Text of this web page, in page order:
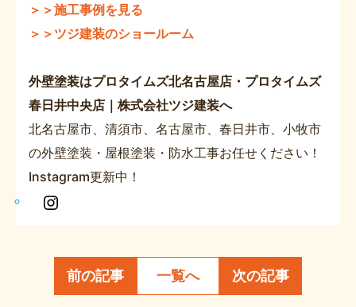
＞＞施工事例を見る
＞＞ツジ建装のショールーム
外壁塗装はプロタイムズ北名古屋店・プロタイムズ
春日井中央店｜株式会社ツジ建装へ
北名古屋市、清須市、名古屋市、春日井市、小牧市
の外壁塗装・屋根塗装・防水工事お任せください！
Instagram更新中！
In
g
前の記事 一覧へ 次の記事